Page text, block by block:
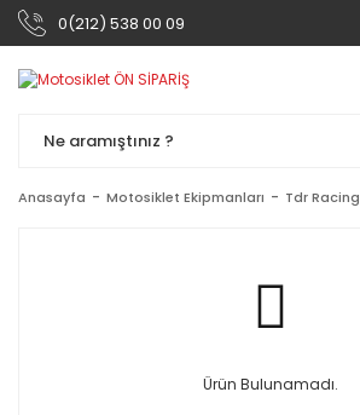
0(212) 538 00 09
Anasayfa Motosiklet Ekipmanları Tdr Racing
Ürün Bulunamadı.